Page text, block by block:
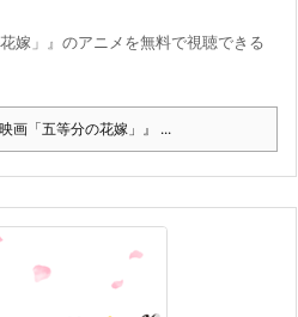
嫁」』のアニメを無料で視聴できる
画「五等分の花嫁」』 ...